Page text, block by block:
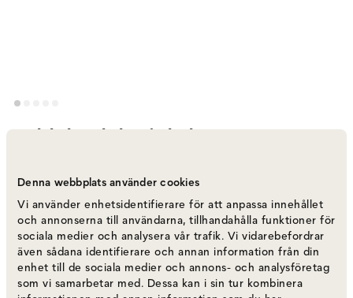
Denna webbplats använder cookies
Vi använder enhetsidentifierare för att anpassa innehållet
och annonserna till användarna, tillhandahålla funktioner för
sociala medier och analysera vår trafik. Vi vidarebefordrar
även sådana identifierare och annan information från din
enhet till de sociala medier och annons- och analysföretag
som vi samarbetar med. Dessa kan i sin tur kombinera
Molekyl Tealight 1 | Black
Välj utförande Tealight
Tealight
Fåtal i lager